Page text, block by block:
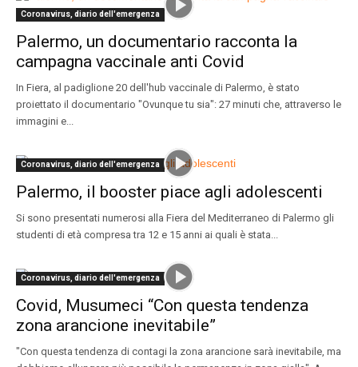
Coronavirus, diario dell'emergenza
Palermo, un documentario racconta la
campagna vaccinale anti Covid
In Fiera, al padiglione 20 dell'hub vaccinale di Palermo, è stato
proiettato il documentario "Ovunque tu sia": 27 minuti che, attraverso le
immagini e...
Coronavirus, diario dell'emergenza
Palermo, il booster piace agli adolescenti
Si sono presentati numerosi alla Fiera del Mediterraneo di Palermo gli
studenti di età compresa tra 12 e 15 anni ai quali è stata...
Coronavirus, diario dell'emergenza
Covid, Musumeci “Con questa tendenza
zona arancione inevitabile”
"Con questa tendenza di contagi la zona arancione sarà inevitabile, ma